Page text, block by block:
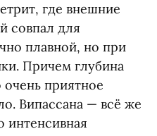
где внешние
совпал для
плавной, но при
Причем глубина
приятное
Випассана — всё же
интенсивная